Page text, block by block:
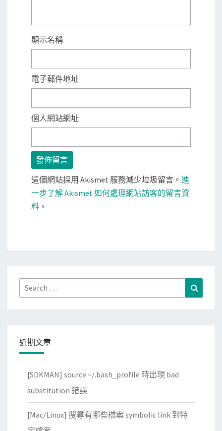
顯示名稱
電子郵件地址
個人網站網址
這個網站採用 Akismet 服務減少垃圾留言。 進
一步了解 Akismet 如何處理網站訪客的留言資
料 。
Search
for:
近期文章
[SDKMAN] source ~/.bash_profile 時出現 bad
substitution 錯誤
[Mac/Linux] 搜尋有哪些檔案 symbolic link 到特